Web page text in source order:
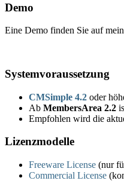
Demo
Eine Demo finden Sie auf
Systemvoraussetzung
CMSimple 4.2 oder
Ab MembersArea 2.2
Empfohlen wird die
Lizenzmodelle
Freeware License (nur
Commercial License